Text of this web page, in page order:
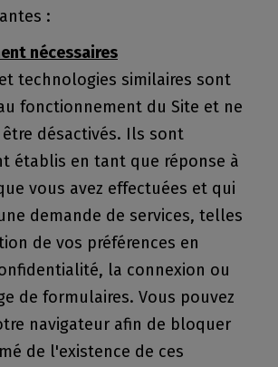
:
nécessaires
technologies similaires sont
fonctionnement du Site et ne
désactivés. Ils sont
établis en tant que réponse à
vous avez effectuées et qui
demande de services, telles
de vos préférences en
la connexion ou
de formulaires. Vous pouvez
navigateur afin de bloquer
de l'existence de ces